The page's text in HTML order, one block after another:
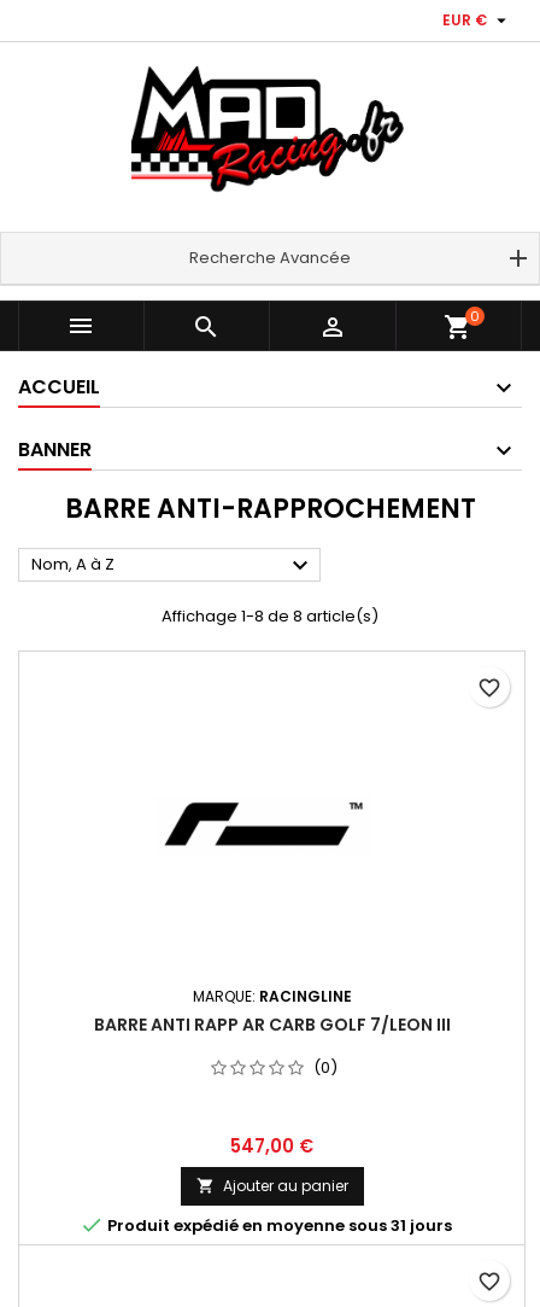
EUR € 
Recherche Avancée
   shopping_cart0
ACCUEIL
BANNER
BARRE ANTI-RAPPROCHEMENT
Nom, A à Z 
Affichage 1-8 de 8 article(s)
MARQUE: RACINGLINE
BARRE ANTI RAPP AR CARB GOLF 7/LEON III
(0)
Prix
547,00 €
 Ajouter au panier
 Produit expédié en moyenne sous 31 jours
favorite_border
favorite_border